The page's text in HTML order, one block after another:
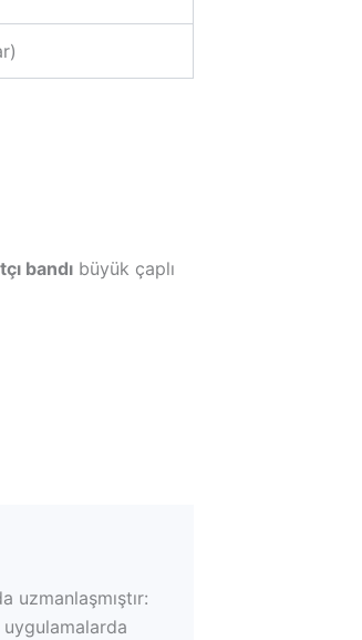
bandı büyük çaplı
uzmanlaşmıştır:
uygulamalarda